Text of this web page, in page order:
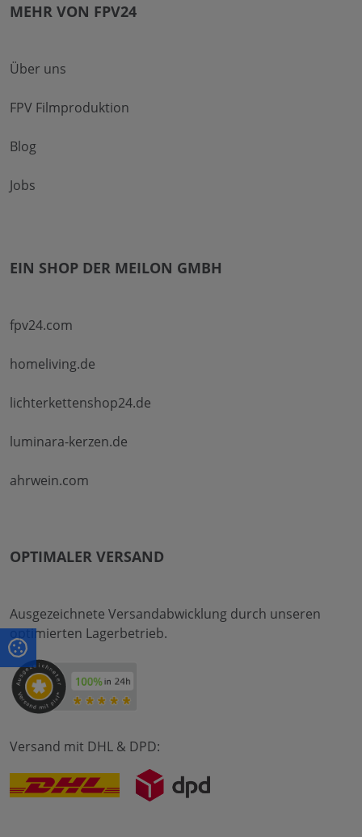
MEHR VON FPV24
Über uns
FPV Filmproduktion
Blog
Jobs
EIN SHOP DER MEILON GMBH
fpv24.com
homeliving.de
lichterkettenshop24.de
luminara-kerzen.de
ahrwein.com
OPTIMALER VERSAND
Ausgezeichnete Versandabwicklung durch unseren
optimierten Lagerbetrieb.
Versand mit DHL & DPD: